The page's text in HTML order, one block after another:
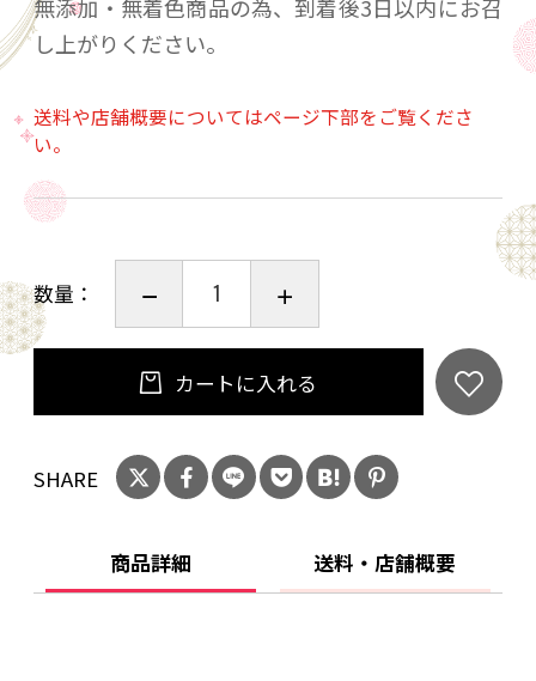
無添加・無着色商品の為、到着後3日以内にお召
し上がりください。
送料や店舗概要についてはページ下部をご覧くださ
い。
数量：
カートに入れる
SHARE
商品詳細 送料・店舗概要